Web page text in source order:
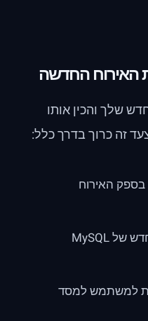
שלך והכין אותו
זה כרוך בדרך כלל:
בספק האירוח
יצירת מסד נתונים חדש של MySQL
למשתמש למסד